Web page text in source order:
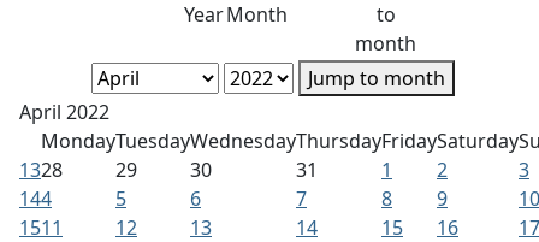
YearMonth
to
month
Jump to month
April 2022
MondayTuesdayWednesdayThursdayFridaySaturday
1328 29 30 31 1 2
3
144 5 6 7 8 9
10
1511 12 13 14 15 16
17